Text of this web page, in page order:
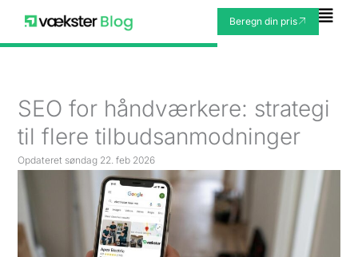
indholdet
Beregn din pris
SEO for håndværkere: strategi
til flere tilbudsanmodninger
Opdateret søndag 22. feb 2026